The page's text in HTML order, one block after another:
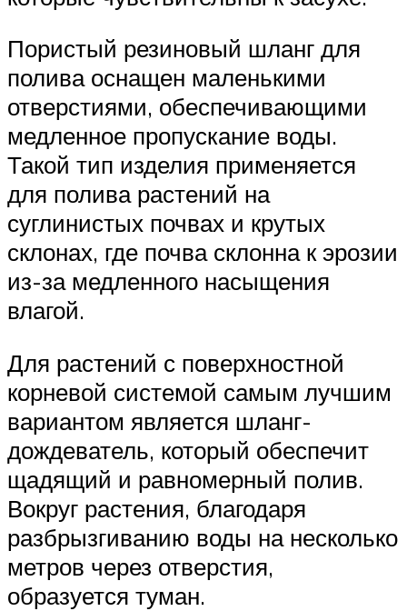
Пористый резиновый шланг для
полива оснащен маленькими
отверстиями, обеспечивающими
медленное пропускание воды.
Такой тип изделия применяется
для полива растений на
суглинистых почвах и крутых
склонах, где почва склонна к эрозии
из-за медленного насыщения
влагой.
Для растений с поверхностной
корневой системой самым лучшим
вариантом является шланг-
дождеватель, который обеспечит
щадящий и равномерный полив.
Вокруг растения, благодаря
разбрызгиванию воды на несколько
метров через отверстия,
образуется туман.